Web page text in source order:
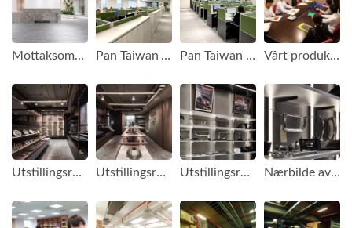
Mottaksområde hos Pan Taiwan Pan Taiwan Auto Deler Avdeling Pan Taiwan Kontorområde Vårt produktutviklingsmøte
Utstillingsrom for bildeler Utstillingsrom for bildeler - frontutsikt Utstillingsrom for bildeler - sideutsikt Nærbilde av bildeler